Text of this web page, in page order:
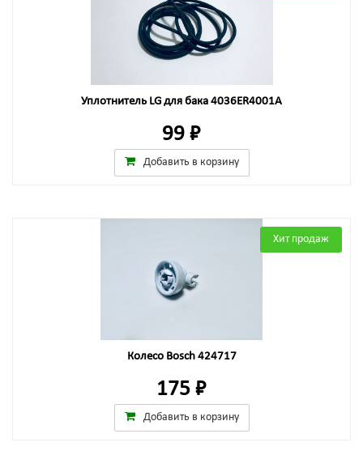
Уплотнитель LG для бака 4036ER4001A
99 ₽
Добавить в корзину
Хит продаж
Колесо Bosch 424717
175 ₽
Добавить в корзину